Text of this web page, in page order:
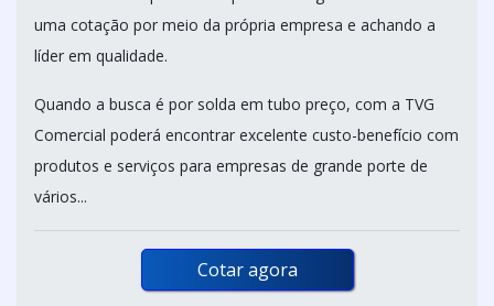
uma cotação por meio da própria empresa e achando a
líder em qualidade.
Quando a busca é por solda em tubo preço, com a TVG
Comercial poderá encontrar excelente custo-benefício com
produtos e serviços para empresas de grande porte de
vários...
Cotar agora